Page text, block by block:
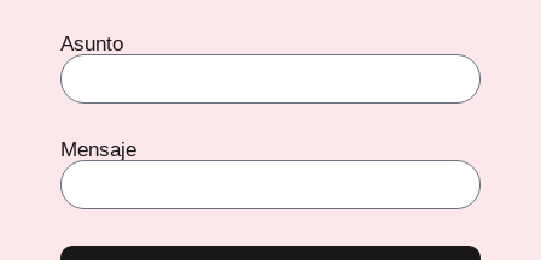
Asunto
Mensaje